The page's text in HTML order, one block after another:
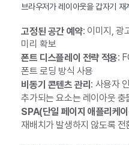
브라우저가 레이아웃을 갑자기
고정된 공간 예약: 이미지, 광
미리 확보
폰트 디스플레이 전략 적용:
폰트 로딩 방식 사용
비동기 콘텐츠 관리 : 사용자
추가되는 요소는 레이아웃
SPA(단일 페이지 애플리케
재배치가 발생하지 않도록